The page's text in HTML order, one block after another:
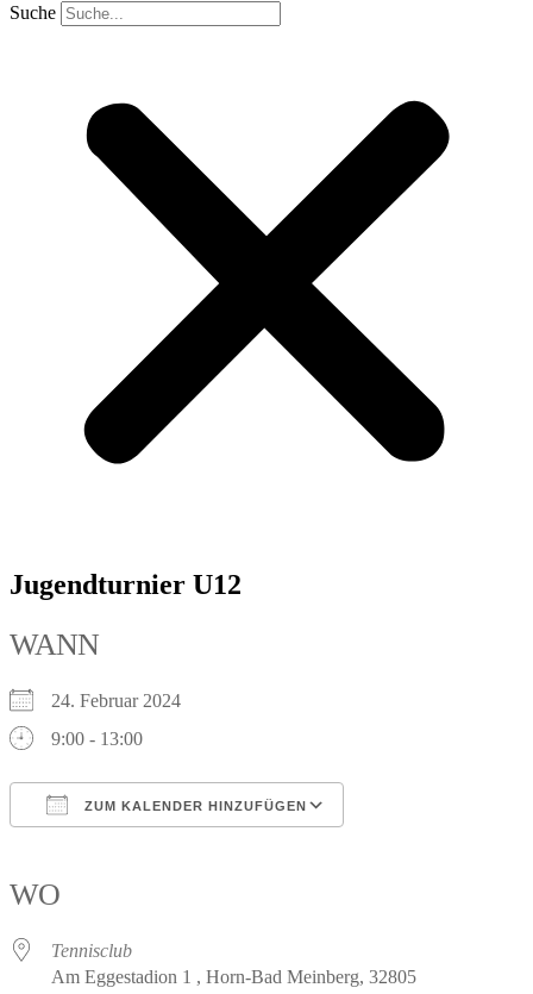
Suche
Jugendturnier U12
WANN
24. Februar 2024
9:00 - 13:00
ZUM KALENDER HINZUFÜGEN
WO
Tennisclub
Am Eggestadion 1 , Horn-Bad Meinberg, 32805